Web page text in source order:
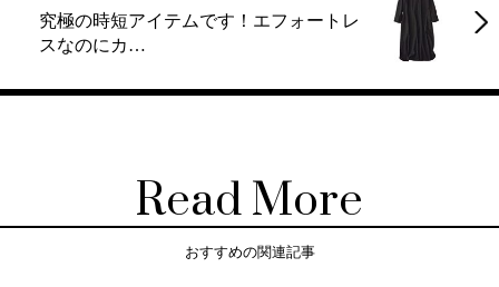
究極の時短アイテムです！エフォートレ
スなのにカ…
Read More
おすすめの関連記事